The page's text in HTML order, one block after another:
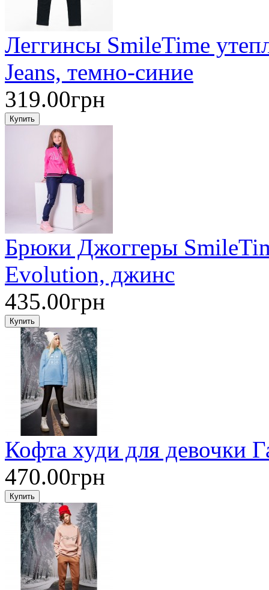
Леггинсы SmileTime
Jeans, темно-синие
319.00грн
Брюки Джоггеры
Evolution, джинс
435.00грн
Кофта худи для девочки
470.00грн